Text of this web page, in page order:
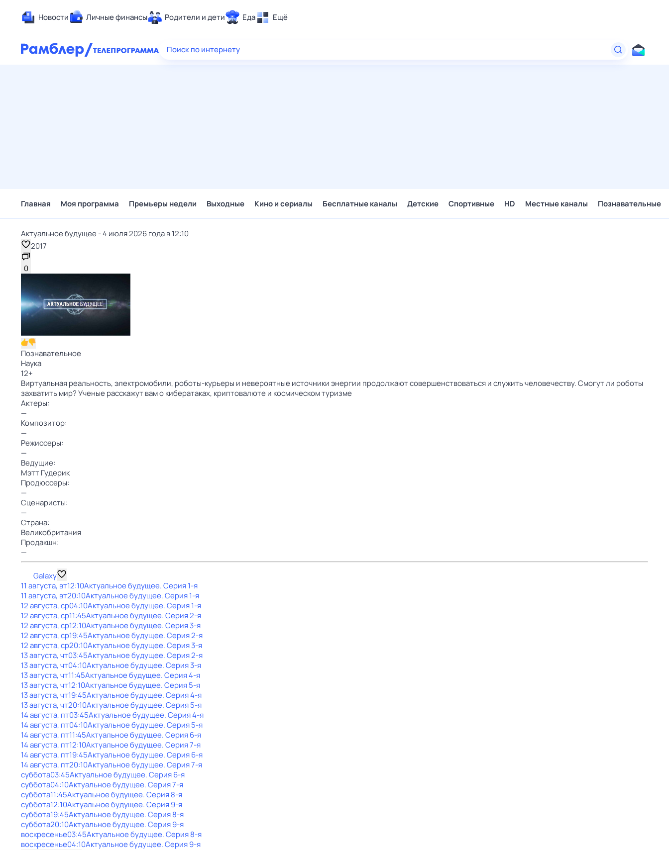
Новости Личные финансы Родители и дети Еда Ещё
Здоровье
Поиск по интернету
Главная Моя программа Премьеры недели Выходные Кино и сериалы Бесплатные каналы Детские Спортивные HD Местные каналы Познавательные
Актуальное будущее - 4 июля 2026 года в 12:10
2017
0
Познавательное
Наука
12+
Виртуальная реальность, электромобили, роботы-курьеры и невероятные источники энергии продолжают совершенствоваться и служить человечеству. Смогут ли роботы
захватить мир? Ученые расскажут вам о кибератаках, криптовалюте и космическом туризме
Актеры:
—
Композитор:
—
Режиссеры:
—
Ведущие:
Мэтт Гудерик
Продюссеры:
—
Сценаристы:
—
Страна:
Великобритания
Продакшн:
—
Galaxy
11 августа, вт12:10Актуальное будущее. Серия 1-я
11 августа, вт20:10Актуальное будущее. Серия 1-я
12 августа, ср04:10Актуальное будущее. Серия 1-я
12 августа, ср11:45Актуальное будущее. Серия 2-я
12 августа, ср12:10Актуальное будущее. Серия 3-я
12 августа, ср19:45Актуальное будущее. Серия 2-я
12 августа, ср20:10Актуальное будущее. Серия 3-я
13 августа, чт03:45Актуальное будущее. Серия 2-я
13 августа, чт04:10Актуальное будущее. Серия 3-я
13 августа, чт11:45Актуальное будущее. Серия 4-я
13 августа, чт12:10Актуальное будущее. Серия 5-я
13 августа, чт19:45Актуальное будущее. Серия 4-я
13 августа, чт20:10Актуальное будущее. Серия 5-я
14 августа, пт03:45Актуальное будущее. Серия 4-я
14 августа, пт04:10Актуальное будущее. Серия 5-я
14 августа, пт11:45Актуальное будущее. Серия 6-я
14 августа, пт12:10Актуальное будущее. Серия 7-я
14 августа, пт19:45Актуальное будущее. Серия 6-я
14 августа, пт20:10Актуальное будущее. Серия 7-я
суббота03:45Актуальное будущее. Серия 6-я
суббота04:10Актуальное будущее. Серия 7-я
суббота11:45Актуальное будущее. Серия 8-я
суббота12:10Актуальное будущее. Серия 9-я
суббота19:45Актуальное будущее. Серия 8-я
суббота20:10Актуальное будущее. Серия 9-я
воскресенье03:45Актуальное будущее. Серия 8-я
воскресенье04:10Актуальное будущее. Серия 9-я